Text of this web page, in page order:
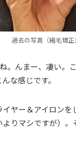
過去の写真（縮毛矯正
。んまー、凄い。
な感じです。
ヤー＆アイロン
りマシですが）